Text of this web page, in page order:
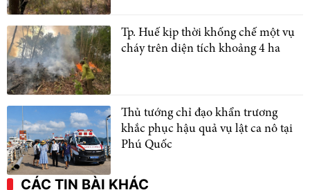
Tp. Huế kịp thời khống chế một vụ
cháy trên diện tích khoảng 4 ha
Thủ tướng chỉ đạo khẩn trương
khắc phục hậu quả vụ lật ca nô tại
Phú Quốc
CÁC TIN BÀI KHÁC